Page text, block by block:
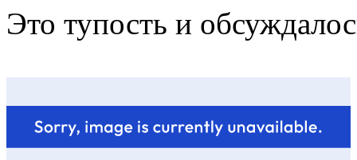
Это тупость и